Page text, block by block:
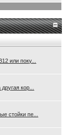
или поку...
кор...
стойки пе...